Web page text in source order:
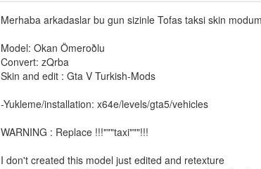
Merhaba arkadaslar bu gun sizinle Tofas taksi skin
Model: Okan Ömeroðlu
Convert: zQrba
Skin and edit : Gta V Turkish-Mods
-Yukleme/installation: x64e/levels/gta5/vehicles
WARNING : Replace !!!"""taxi"""!!!
I don't created this model just edited and retexture